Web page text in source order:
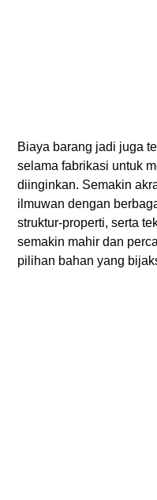
Biaya barang jadi juga
selama fabrikasi untuk
diinginkan. Semakin
ilmuwan dengan
struktur-properti, serta
semakin mahir dan
pilihan bahan yang